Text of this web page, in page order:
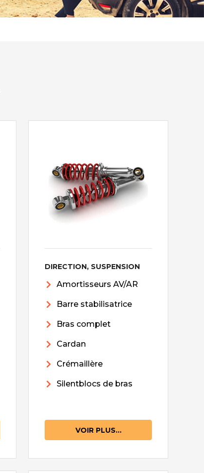
DIRECTION, SUSPENSION
Amortisseurs AV/AR
Barre stabilisatrice
Bras complet
Cardan
Crémaillère
Silentblocs de bras
VOIR PLUS...